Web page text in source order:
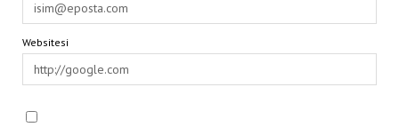
Websitesi